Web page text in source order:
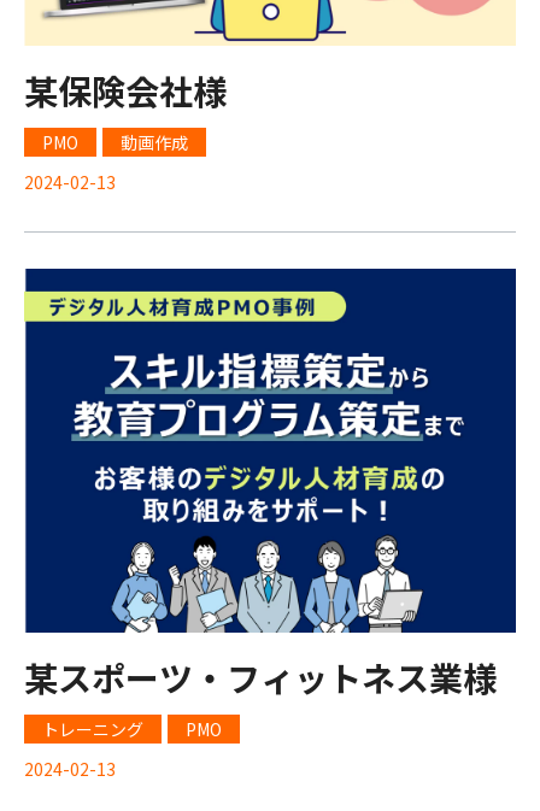
某保険会社様
PMO
動画作成
2024-02-13
某スポーツ・フィットネス業様
トレーニング
PMO
2024-02-13